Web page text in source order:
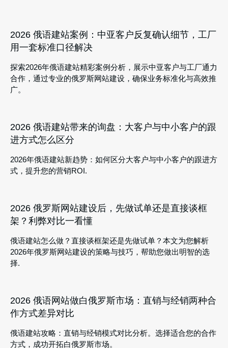
2026 俄语建站案例：中亚客户反复确认细节，工厂
用一套标准口径解决
探索2026年俄语建站精彩案例分析，展示中亚客户与工厂通力
合作，通过专业的俄罗斯网站建设，确保业务标准化与高效推
广。
2026 俄语建站带来的询盘：大客户与中小客户的跟
进方式怎么区分
2026年俄语建站新趋势：如何区分大客户与中小客户的跟进方
式，提升您的营销ROI.
2026 俄罗斯网站建设后，先做试单还是直接谈框
架？利弊对比一看懂
俄语建站怎么做？直接谈框架还是先做试单？本文为您解析
2026年俄罗斯网站建设的策略与技巧，帮助您做出明智的选
择.
2026 俄语网站做白俄罗斯市场：直销与经销两种合
作方式差异对比
俄语建站攻略：直销与经销模式对比分析。选择适合您的合作
方式，成功开拓白俄罗斯市场。